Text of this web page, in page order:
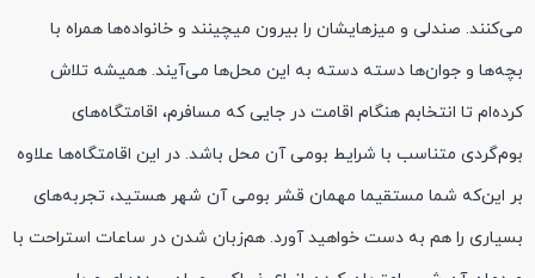
می‌کنند. صندلی و میزهایشان را بیرون میچینند و خانواده‌ها همراه با
بچه‌ها و جوان‌ها دسته دسته به این محل‌ها می‌آیند. همیشه تلاش
کرده‌ام تا انتخابم هنگام اقامت در جایی که مسافرم، اقامتگاه‌های
بوم‌گردی متناسب با شرایط بومی آن محل باشد. در این اقامتگاه‌ها علاوه
بر این‌که شما مستقیما مهمان قشر بومی آن شهر هستید، تجربه‌های
بسیاری را هم به دست خواهید آورد. هم‌زبان شدن در ساعات استراحت با